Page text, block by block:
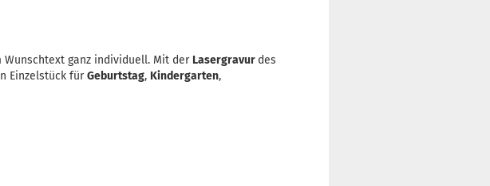
Wunschtext ganz individuell. Mit der Lasergravur des
Einzelstück fürGeburtstag, Kindergarten,